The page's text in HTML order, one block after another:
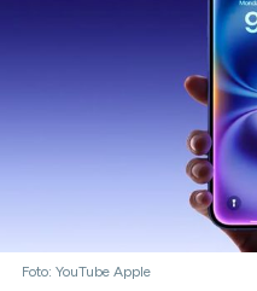
Foto: YouTube Apple